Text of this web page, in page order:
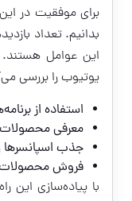
برای موفقیت در این
بدانیم. تعداد
این عوامل هستند.
یوتیوب را بررسی
استفاده از
معرفی
جذب اسپانسرها
فروش
با پیاده‌سازی این